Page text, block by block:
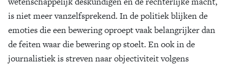
is niet meer vanzelfsprekend. In de politiek blijken de
emoties die een bewering oproept vaak belangrijker dan
de feiten waar die bewering op stoelt. En ook in de
journalistiek is streven naar objectiviteit volgens